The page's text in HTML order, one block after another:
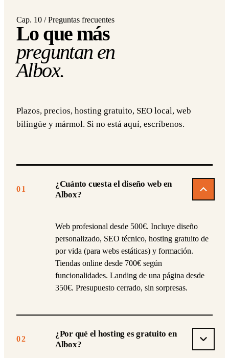
Cap. 10 / Preguntas frecuentes
Lo que más
preguntan en
Albox.
Plazos, precios, hosting gratuito, SEO local, web
bilingüe y mármol. Si no está aquí, escríbenos.
01
¿Cuánto cuesta el diseño web en
Albox?
Web profesional desde 500€. Incluye diseño
personalizado, SEO técnico, hosting gratuito de
por vida (para webs estáticas) y formación.
Tiendas online desde 700€ según
funcionalidades. Landing de una página desde
350€. Presupuesto cerrado, sin sorpresas.
02
¿Por qué el hosting es gratuito en
Albox?